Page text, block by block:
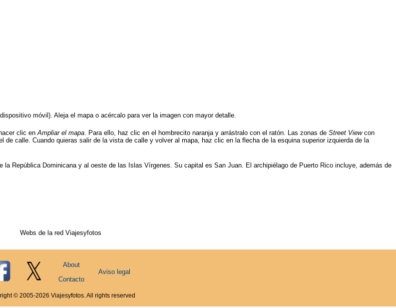
móvil). Aleja el mapa o acércalo para ver la imagen con mayor detalle.
clic enAmpliar el mapa. Para ello, haz clic en el hombrecito naranja y arrástralo con el ratón. Las zonas de Street Viewcon
calle. Cuando quieras salir de la vista de calle y volver al mapa, haz clic en la flecha de la esquina superior izquierda de la
República Dominicana y al oeste de las Islas Vírgenes. Su capital es San Juan. El archipiélago de Puerto Rico incluye, además de
Webs de la red Viajesyfotos
About
Contacto
Aviso legal
© 2005-2026 Viajesyfotos. All rights reserved